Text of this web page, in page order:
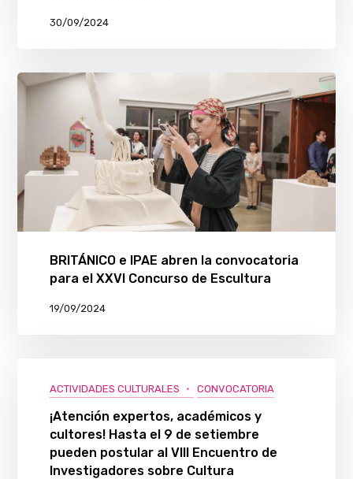
30/09/2024
BRITÁNICO e IPAE abren la convocatoria
para el XXVI Concurso de Escultura
19/09/2024
ACTIVIDADES CULTURALES CONVOCATORIA
¡Atención expertos, académicos y
cultores! Hasta el 9 de setiembre
pueden postular al VIII Encuentro de
Investigadores sobre Cultura